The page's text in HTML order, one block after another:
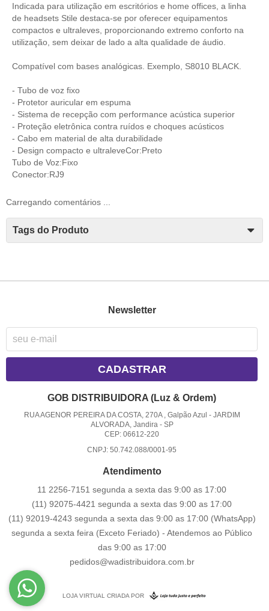
Indicada para utilização em escritórios e home offices, a linha
de headsets Stile destaca-se por oferecer equipamentos
compactos e ultraleves, proporcionando extremo conforto na
utilização, sem deixar de lado a alta qualidade de áudio.
Compatível com bases analógicas. Exemplo, S8010 BLACK.
- Tubo de voz fixo
- Protetor auricular em espuma
- Sistema de recepção com performance acústica superior
- Proteção eletrônica contra ruídos e choques acústicos
- Cabo em material de alta durabilidade
- Design compacto e ultraleveCor:Preto
Tubo de Voz:Fixo
Conector:RJ9
Carregando comentários ...
Tags do Produto
Newsletter
CADASTRAR
GOB DISTRIBUIDORA (Luz & Ordem)
RUA AGENOR PEREIRA DA COSTA, 270A , Galpão Azul - JARDIM
ALVORADA, Jandira- SP
CEP: 06612-220
CNPJ: 50.742.088/0001-95
Atendimento
11 2256-7151 segunda a sexta das 9:00 as 17:00
(11) 92075-4421 segunda a sexta das 9:00 as 17:00
(11) 92019-4243 segunda a sexta das 9:00 as 17:00 (WhatsApp)
segunda a sexta feira (Exceto Feriado) - Atendemos ao Público
das 9:00 as 17:00
pedidos@wadistribuidora.com.br
LOJA VIRTUAL CRIADA POR